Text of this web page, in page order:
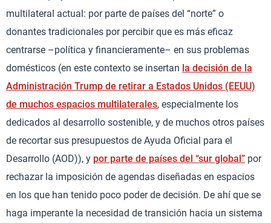
multilateral actual: por parte de países del “norte” o
donantes tradicionales por percibir que es más eficaz
centrarse –política y financieramente– en sus problemas
domésticos (en este contexto se insertan la decisión de la
Administración Trump de retirar a Estados Unidos (EEUU)
de muchos espacios multilaterales, especialmente los
dedicados al desarrollo sostenible, y de muchos otros países
de recortar sus presupuestos de Ayuda Oficial para el
Desarrollo (AOD)), y por parte de países del “sur global” por
rechazar la imposición de agendas diseñadas en espacios
en los que han tenido poco poder de decisión. De ahí que se
haga imperante la necesidad de transición hacia un sistema